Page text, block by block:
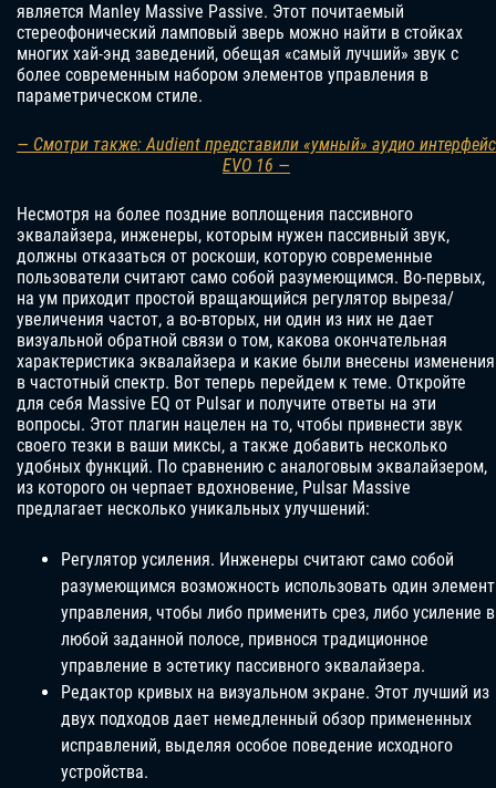
является Manley Massive Passive. Этот почитаемый
стереофонический ламповый зверь можно найти в стойках
многих хай-энд заведений, обещая «самый лучший» звук с
более современным набором элементов управления в
параметрическом стиле.
— Смотри также: Audient представили «умный» аудио интерфейс
EVO 16 —
Несмотря на более поздние воплощения пассивного
эквалайзера, инженеры, которым нужен пассивный звук,
должны отказаться от роскоши, которую современные
пользователи считают само собой разумеющимся. Во-первых,
на ум приходит простой вращающийся регулятор выреза/
увеличения частот, а во-вторых, ни один из них не дает
визуальной обратной связи о том, какова окончательная
характеристика эквалайзера и какие были внесены изменения
в частотный спектр. Вот теперь перейдем к теме. Откройте
для себя Massive EQ от Pulsar и получите ответы на эти
вопросы. Этот плагин нацелен на то, чтобы привнести звук
своего тезки в ваши миксы, а также добавить несколько
удобных функций. По сравнению с аналоговым эквалайзером,
из которого он черпает вдохновение, Pulsar Massive
предлагает несколько уникальных улучшений:
Регулятор усиления. Инженеры считают само собой
разумеющимся возможность использовать один элемент
управления, чтобы либо применить срез, либо усиление в
любой заданной полосе, привнося традиционное
управление в эстетику пассивного эквалайзера.
Редактор кривых на визуальном экране. Этот лучший из
двух подходов дает немедленный обзор примененных
исправлений, выделяя особое поведение исходного
устройства.